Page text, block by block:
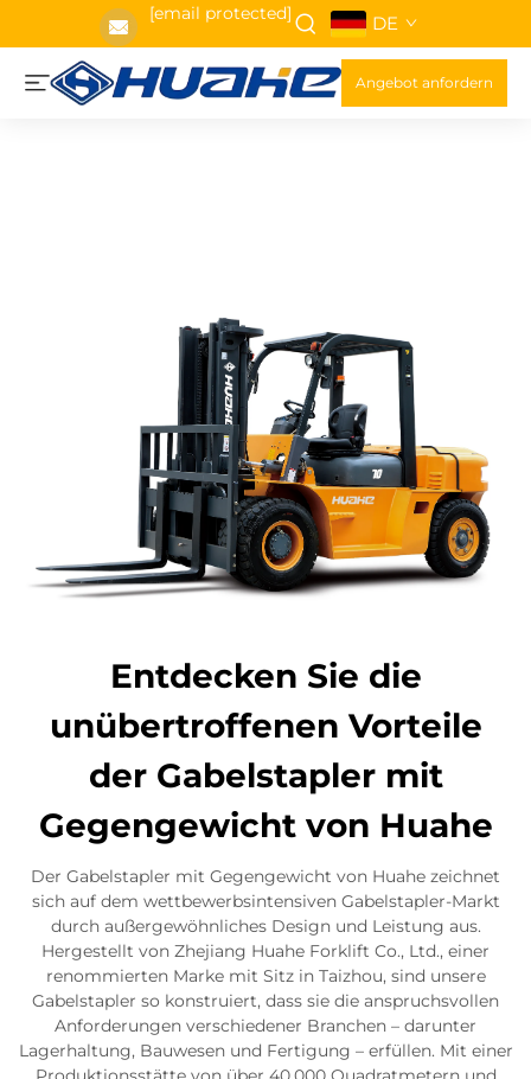
[email protected] DE
Angebot anfordern
Entdecken Sie die
unübertroffenen Vorteile
der Gabelstapler mit
Gegengewicht von Huahe
Der Gabelstapler mit Gegengewicht von Huahe zeichnet
sich auf dem wettbewerbsintensiven Gabelstapler-Markt
durch außergewöhnliches Design und Leistung aus.
Hergestellt von Zhejiang Huahe Forklift Co., Ltd., einer
renommierten Marke mit Sitz in Taizhou, sind unsere
Gabelstapler so konstruiert, dass sie die anspruchsvollen
Anforderungen verschiedener Branchen – darunter
Lagerhaltung, Bauwesen und Fertigung – erfüllen. Mit einer